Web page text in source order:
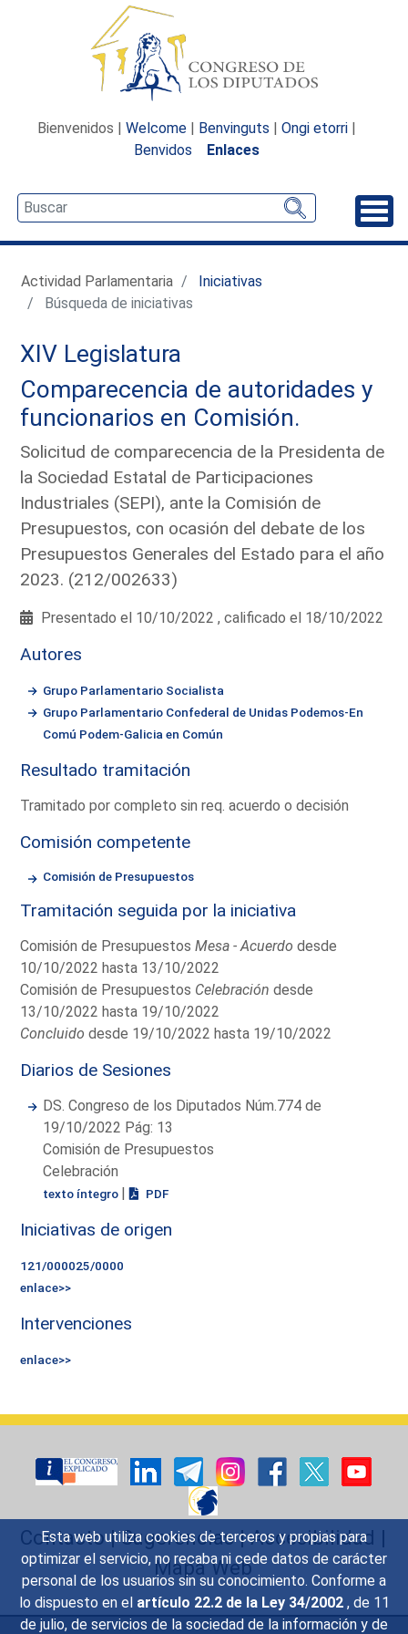
Esta web utiliza cookies de terceros y propias para
optimizar el servicio, no recaba ni cede datos de carácter
personal de los usuarios sin su conocimiento. Conforme a
lo dispuesto en el artículo 22.2 de la Ley 34/2002 , de 11
de julio, de servicios de la sociedad de la información y de
Bienvenidos | Welcome | Benvinguts | Ongi etorri |
Benvidos
Enlaces
Actividad Parlamentaria
Iniciativas
Búsqueda de iniciativas
XIV Legislatura
Comparecencia de autoridades y
funcionarios en Comisión.
Solicitud de comparecencia de la Presidenta de
la Sociedad Estatal de Participaciones
Industriales (SEPI), ante la Comisión de
Presupuestos, con ocasión del debate de los
Presupuestos Generales del Estado para el año
2023. (212/002633)
Presentado el 10/10/2022 , calificado el 18/10/2022
Autores
Grupo Parlamentario Socialista
Grupo Parlamentario Confederal de Unidas Podemos-En
Comú Podem-Galicia en Común
Resultado tramitación
Tramitado por completo sin req. acuerdo o decisión
Comisión competente
Comisión de Presupuestos
Tramitación seguida por la iniciativa
Comisión de PresupuestosMesa - Acuerdo desde
10/10/2022 hasta 13/10/2022
Comisión de Presupuestos Celebración desde
13/10/2022 hasta 19/10/2022
Concluido desde 19/10/2022 hasta 19/10/2022
Diarios de Sesiones
DS. Congreso de los Diputados Núm.774 de
19/10/2022 Pág: 13
Comisión de Presupuestos
Celebración
texto íntegro | PDF
Iniciativas de origen
121/000025/0000
enlace>>
Intervenciones
enlace>>
Contacto|Sugerencias|Accesibilidad |
Mapa Web